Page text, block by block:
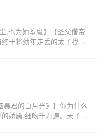
妻子,也是旧朝郡主。谢家
逃走。就连嫁给谢观,她都
妤坐在轮椅上,被献给新帝
腿,冷笑：活该。人人都以
虐杀的下场,属下谄媚提
,也是如今泣血的朱砂
手,咬她没有知觉的腿：
对。（文案写于2022061
乖前夫黑化了怎么办》
遇一清俊书生,隐瞒身份,邀
,也为她堕魔】【圣父僧帝
于将幼年走丢的太子找回
了,她咬咬牙,将九域十二
中……莹姬第一次见到空
憩于菩提树下,枕着冗繁
水珠。他睁开眼睛澄明而望
曦薄雾。她忽然想问一句佛
蚁。空梵曾一心向佛,普度众
暴君的白月光》】你为什么
娇靥,细吻千万遍。天子忌